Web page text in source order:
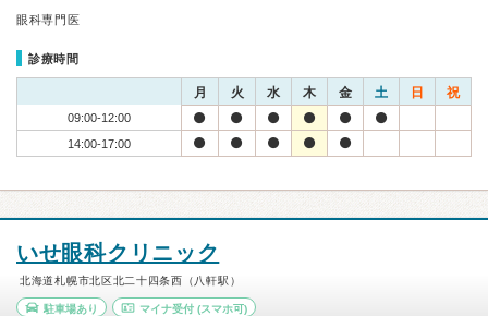
眼科専門医
診療時間
月 火 水 木 金 土 日 祝
09:00-12:00
14:00-17:00
いせ眼科クリニック
北海道札幌市北区北二十四条西（八軒駅）
駐車場あり マイナ受付(スマホ可)